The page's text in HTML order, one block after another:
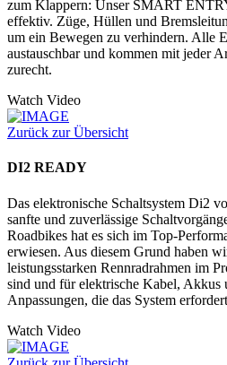
zum Klappern: Unser SMART
effektiv. Züge, Hüllen und
um ein Bewegen zu verhindern. Alle
austauschbar und kommen mit jeder
zurecht.
Watch Video
Zurück zur Übersicht
DI2 READY
Das elektronische Schaltsystem Di2
sanfte und zuverlässige
Roadbikes hat es sich im Top-
erwiesen. Aus diesem Grund haben
leistungsstarken Rennradrahmen im
sind und für elektrische Kabel, Akkus
Anpassungen, die das System
Watch Video